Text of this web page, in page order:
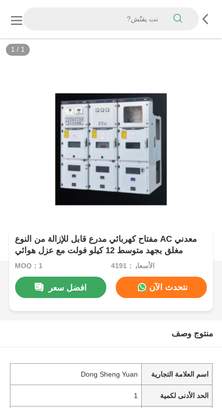
1 / 1
مفتاح كهربائي مدرع قابل للإزالة من النوع AC معدني
مغلق بجهد متوسط ​​12 كيلو فولت مع عزل هوائي
MOQ：1 الأسعار：4191
افضل سعر نتحدث الآن
منتوج وصف
اسم العلامة التجارية Dong Sheng Yuan
الحد الأدنى لكمية 1